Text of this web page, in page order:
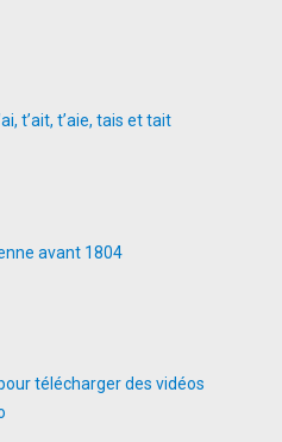
t’ait, t’aie, tais et tait
avant 1804
télécharger des vidéos